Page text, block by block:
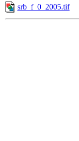
srb_f_0_2005.tif